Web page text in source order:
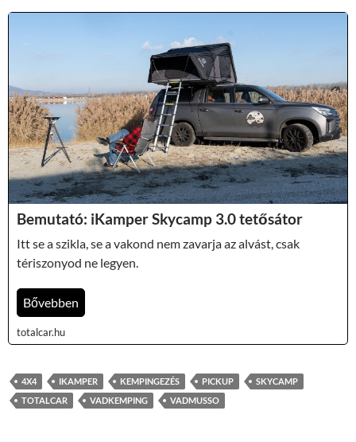
Bemutató: iKamper Skycamp 3.0 tetősátor
Itt se a szikla, se a vakond nem zavarja az alvást, csak
tériszonyod ne legyen.
Bővebben
totalcar.hu
4X4 IKAMPER KEMPINGEZÉS PICKUP
SKYCAMP
TOTALCAR
VADKEMPING VADMUSSO